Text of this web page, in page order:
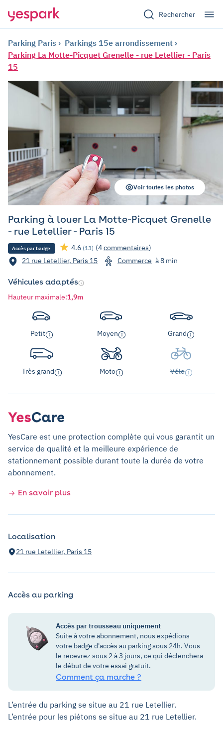
Rechercher
Parking Paris
Parkings 15e arrondissement
Parking La Motte-Picquet Grenelle - rue Letellier - Paris
15
Parking à louer La Motte-Picquet Grenelle
- rue Letellier - Paris 15
Accès par badge 4.6 (13) (4commentaires)
21 rue Letellier, Paris 15
Commerce à 8 min
Voir toutes les photos
Véhicules adaptés
Hauteur maximale:1,9m
Petit Moyen Grand
Très grand Moto Vélo
YesCare est une protection complète qui vous garantit un
service de qualité et la meilleure expérience de
stationnement possible durant toute la durée de votre
abonnement.
En savoir plus
Localisation
21 rue Letellier, Paris 15
Accès au parking
Accès par trousseau uniquement
Suite à votre abonnement, nous expédions
votre badge d'accès au parking sous 24h. Vous
le recevrez sous 2 à 3 jours, ce qui déclenchera
le début de votre essai gratuit.
Comment ça marche ?
L’entrée du parking se situe au 21 rue Letellier.
L’entrée pour les piétons se situe au 21 rue Letellier.